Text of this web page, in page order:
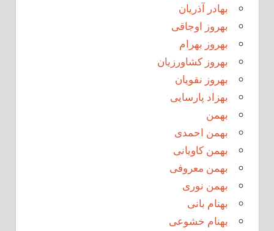
بهادر آذریان
بهروز اوجاقی
بهروز بهرام
بهروز کشاورزیان
بهروز نقویان
بهزاد پارسایی
بهمن
بهمن احمدی
بهمن کاویانی
بهمن معروفی
بهمن نوری
بهنام بانی
بهنام خشوعی